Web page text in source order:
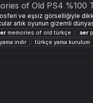
of Old PS4 %100
ve eşsiz görselliğiyle
artık oyunun gizemli
memories of old türkçe aer
i̇ndir türkçe yama kurulum